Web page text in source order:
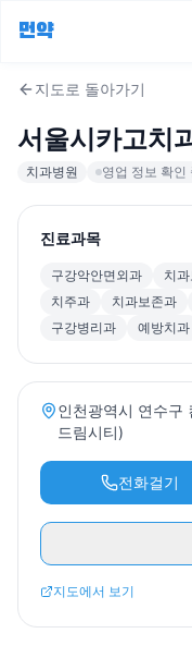
먼약
지도로 돌아가기
서울시카고치
치과병원 영업 정보 확인
진료과목
구강악안면외과 치
치주과
치과보존과
구강병리과
예방치과
인천광역시 연수구
드림시티)
전화걸기
지도에서 보기